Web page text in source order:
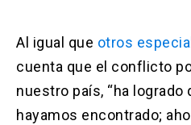
Al igual que otros
cuenta que el conflicto
nuestro país, “ha
hayamos encontrado;